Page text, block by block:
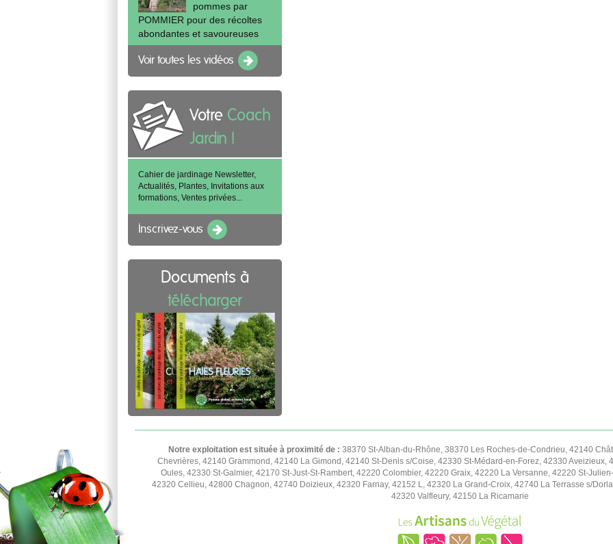
pommes par
POMMIER pour des récoltes
abondantes et savoureuses
Voir toutes les vidéos
Votre Coach
Jardin !
Cahier de jardinage Newsletter,
Actualités, Plantes, Invitations aux
formations, Ventes privées...
Inscrivez-vous
Documents à
télécharger
Notre exploitation est située à proximité de : 38370 St-Alban-du-Rhône, 38370 Les Roches-de-Condrieu, 42140
Chevrières, 42140 Grammond, 42140 La Gimond, 42140 St-Denis s/Coise, 42330 St-Médard-en-Forez, 42330 Aveizieux,
Oules, 42330 St-Galmier, 42170 St-Just-St-Rambert, 42220 Colombier, 42220 Graix, 42220 La Versanne, 42220 St-
42320 Cellieu, 42800 Chagnon, 42740 Doizieux, 42320 Farnay, 42152 L, 42320 La Grand-Croix, 42740 La Terrasse s/
42320 Valfleury, 42150 La Ricamarie